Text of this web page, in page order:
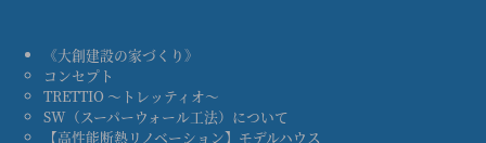
《大創建設の家づくり》
コンセプト
TRETTIO ～トレッティオ～
SW（スーパーウォール工法）について
【高性能断熱リノベーション】モデルハウス